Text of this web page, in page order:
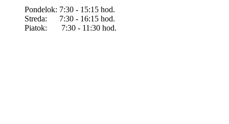
Pondelok: 7:30 - 15:15 hod.
Streda: 7:30 - 16:15 hod.
Piatok: 7:30 - 11:30 hod.